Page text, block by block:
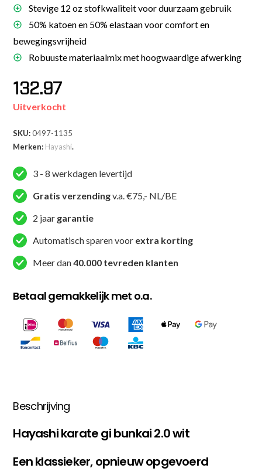
Stevige 12 oz stofkwaliteit voor duurzaam gebruik
50% katoen en 50% elastaan voor comfort en
bewegingsvrijheid
Robuuste materiaalmix met hoogwaardige afwerking
132.97
Uitverkocht
SKU:0497-1135
Merken: Hayashi.
3 - 8 werkdagen levertijd
Gratis verzendingv.a. €75,- NL/BE
2 jaar garantie
Automatisch sparen voor extra korting
Meer dan40.000 tevreden klanten
Betaal gemakkelijk met o.a.
Beschrijving
Hayashi karate gi bunkai 2.0 wit
Een klassieker, opnieuw opgevoerd